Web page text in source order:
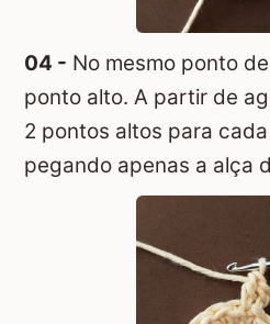
04 - No mesmo ponto
ponto alto. A partir de
2 pontos altos para
pegando apenas a alça